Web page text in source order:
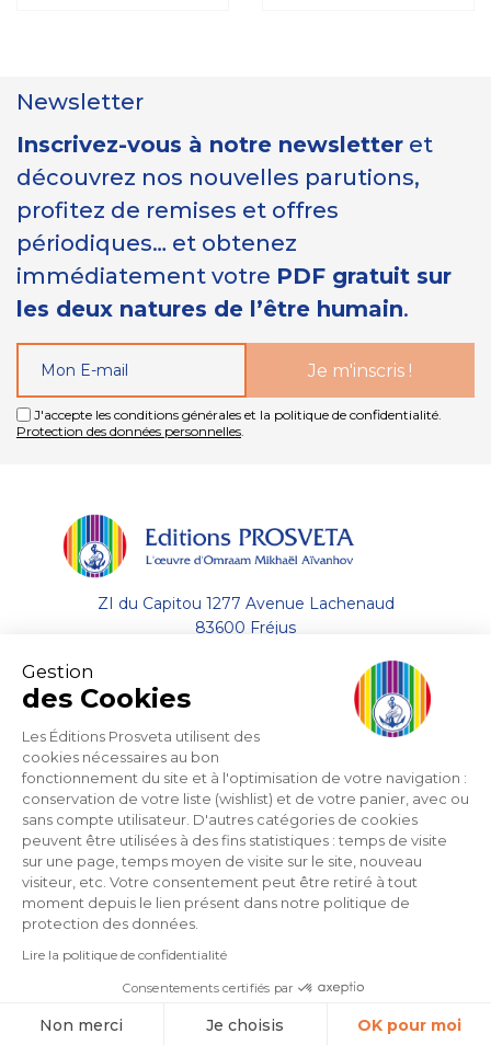
Gestion
des Cookies
Les Éditions Prosveta utilisent des
cookies nécessaires au bon
fonctionnement du site et à l'optimisation de votre navigation :
conservation de votre liste (wishlist) et de votre panier, avec ou
sans compte utilisateur. D'autres catégories de cookies
peuvent être utilisées à des fins statistiques : temps de visite
sur une page, temps moyen de visite sur le site, nouveau
visiteur, etc. Votre consentement peut être retiré à tout
moment depuis le lien présent dans notre politique de
protection des données.
Lire la politique de confidentialité
Consentements certifiés par
Non merci Je choisis OK pour moi
Newsletter
Inscrivez-vous à notre newsletter et
découvrez nos nouvelles parutions,
profitez de remises et offres
périodiques… et obtenez
immédiatement votre PDF gratuit sur
les deux natures de l’être humain.
J'accepte les conditions générales et la politique de confidentialité.
Protection des données personnelles.
ZI du Capitou 1277 Avenue Lachenaud
83600 Fréjus
Envoyer un email
A propos
Aide
Support
Éditions Prosveta S.A. © 2026 - Tous droits réservés